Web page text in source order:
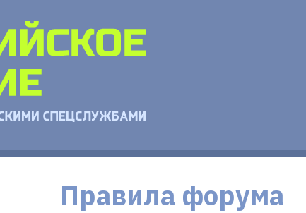
Правила форума